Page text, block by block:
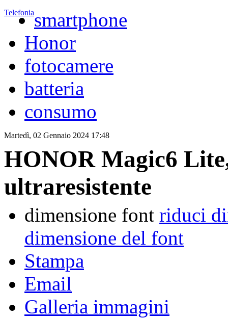
Telefoniasmartphone
Honor
fotocamere
batteria
consumo
Martedì, 02 Gennaio 2024 17:48
HONOR Magic6
ultraresistente
dimensione font riduci
dimensione del font
Stampa
Email
Galleria immagini